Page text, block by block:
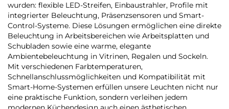
wurden: flexible LED-Streifen, Einbaustrahler, Profile mit
integrierter Beleuchtung, Präsenzsensoren und Smart-
Control-Systeme. Diese Lösungen ermöglichen eine direkte
Beleuchtung in Arbeitsbereichen wie Arbeitsplatten und
Schubladen sowie eine warme, elegante
Ambientebeleuchtung in Vitrinen, Regalen und Sockeln.
Mit verschiedenen Farbtemperaturen,
Schnellanschlussmöglichkeiten und Kompatibilität mit
Smart-Home-Systemen erfüllen unsere Leuchten nicht nur
eine praktische Funktion, sondern verleihen jedem